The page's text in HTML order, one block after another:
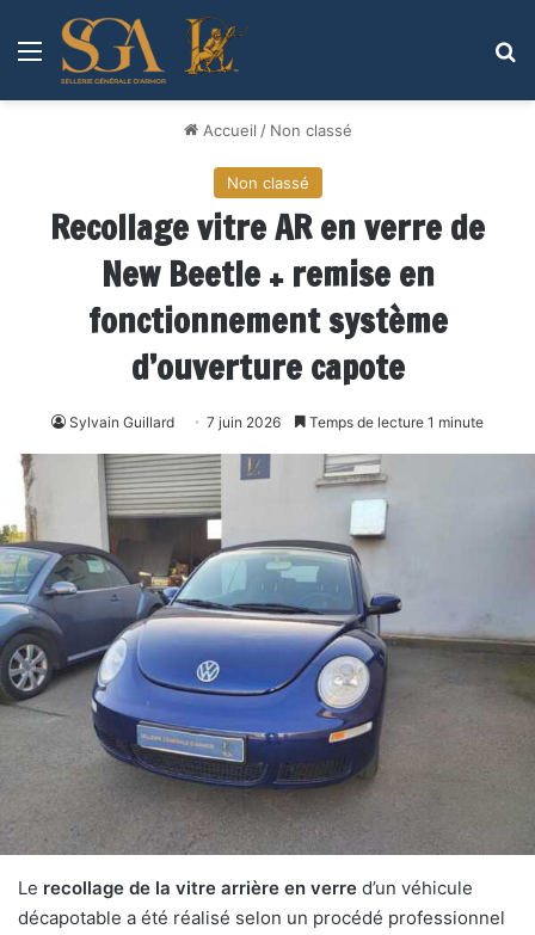
Menu
Accueil / Non classé
Non classé
Recollage vitre AR en verre de
New Beetle + remise en
fonctionnement système
d’ouverture capote
Sylvain Guillard 7 juin 2026 Temps de lecture 1 minute
Le recollage de la vitre arrière en verre d’un véhicule
décapotable a été réalisé selon un procédé professionnel